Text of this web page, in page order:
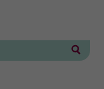
Suche